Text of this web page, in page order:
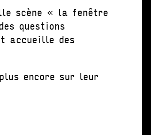
scène « la fenêtre
questions
accueille des
encore sur leur